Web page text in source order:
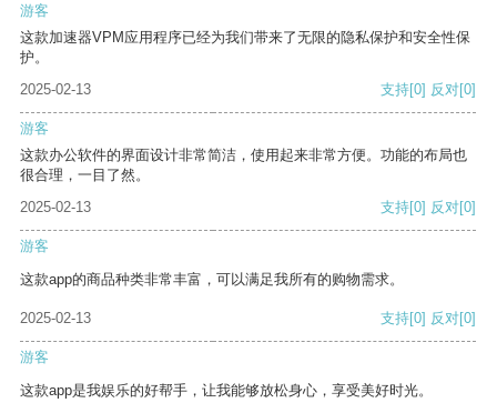
游客
这款加速器VPM应用程序已经为我们带来了无限的隐私保护和安全性保
护。
2025-02-13
支持[0] 反对[0]
游客
这款办公软件的界面设计非常简洁，使用起来非常方便。功能的布局也
很合理，一目了然。
2025-02-13
支持[0] 反对[0]
游客
这款app的商品种类非常丰富，可以满足我所有的购物需求。
2025-02-13 支持[0] 反对[0]
游客
这款app是我娱乐的好帮手，让我能够放松身心，享受美好时光。